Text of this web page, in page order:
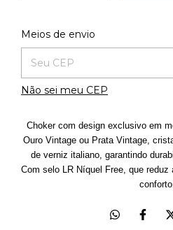
Entregas para o CEP:
Meios de envio
Não sei meu CEP
Choker com design exclusivo em
Ouro Vintage ou Prata Vintage,
de verniz italiano, garantindo
Com selo LR Níquel Free, que